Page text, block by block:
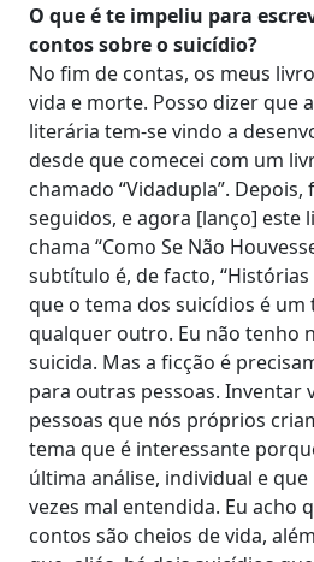
O que é te impeliu para
contos sobre o suicídio?
No fim de contas, os meus
vida e morte. Posso dizer que
literária tem-se vindo a
desde que comecei com um
chamado “Vidadupla”.
seguidos, e agora [lanço] este
chama “Como Se Não
subtítulo é, de facto, “Histórias
que o tema dos suicídios é
qualquer outro. Eu não tenho
suicida. Mas a ficção é
para outras pessoas. Inventar
pessoas que nós próprios
tema que é interessante
última análise, individual e
vezes mal entendida. Eu acho
contos são cheios de vida,